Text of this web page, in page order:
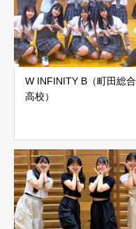
W INFINITY B（町田総合
高校）